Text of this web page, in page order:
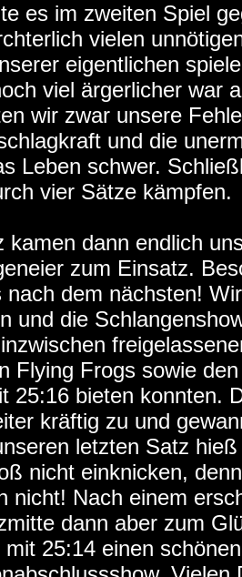
es im zweiten Spiel
vielen
eigentlichen
viel ärgerlicher war
wir zwar unsere
und die
Leben schwer.
vier Sätze kämpfen.
kamen dann endlich
zum Einsatz.
nach dem nächsten!
und die
Flying Frogs sowie
25:16 bieten konnten.
kräftig zu und
letzten Satz
nicht einknicken,
nicht! Nach einem
dann aber zum
25:14 einen